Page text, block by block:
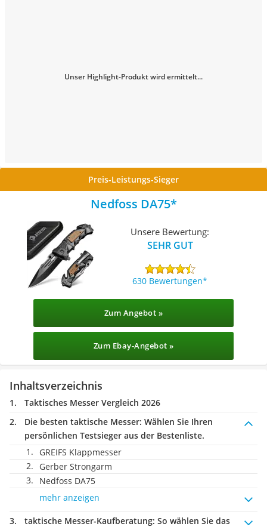
Unser Highlight-Produkt wird ermittelt...
Preis-Leistungs-Sieger
Nedfoss DA75
Unsere Bewertung:
SEHR GUT
630 Bewertungen
Zum Angebot »
Zum Ebay-Angebot »
Inhaltsverzeichnis
Taktisches Messer Vergleich 2026
Die besten taktische Messer: Wählen Sie Ihren
persönlichen Testsieger aus der Bestenliste.
GREIFS Klappmesser
Gerber Strongarm
Nedfoss DA75
mehr anzeigen
taktische Messer-Kaufberatung: So wählen Sie das